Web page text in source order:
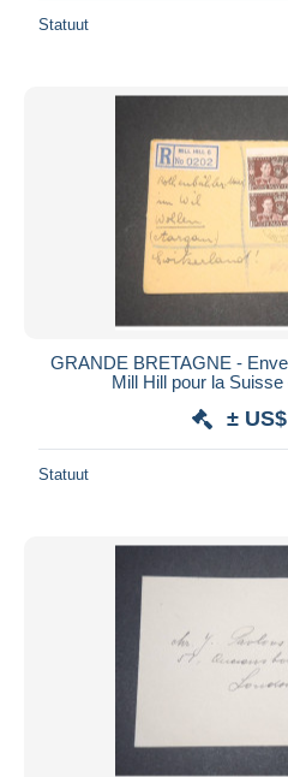
Statuut
GRANDE BRETAGNE -
Mill Hill pour la
±
Statuut